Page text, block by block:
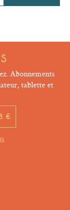
Abonnements
tablette et
€